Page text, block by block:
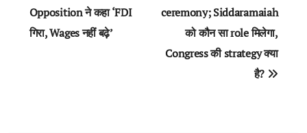
Opposition ने कहा ‘FDI
गिरा, Wages नहीं बढ़े’
ceremony; Siddaramaiah
को कौन सा role मिलेगा,
Congress की strategy क्या
है?